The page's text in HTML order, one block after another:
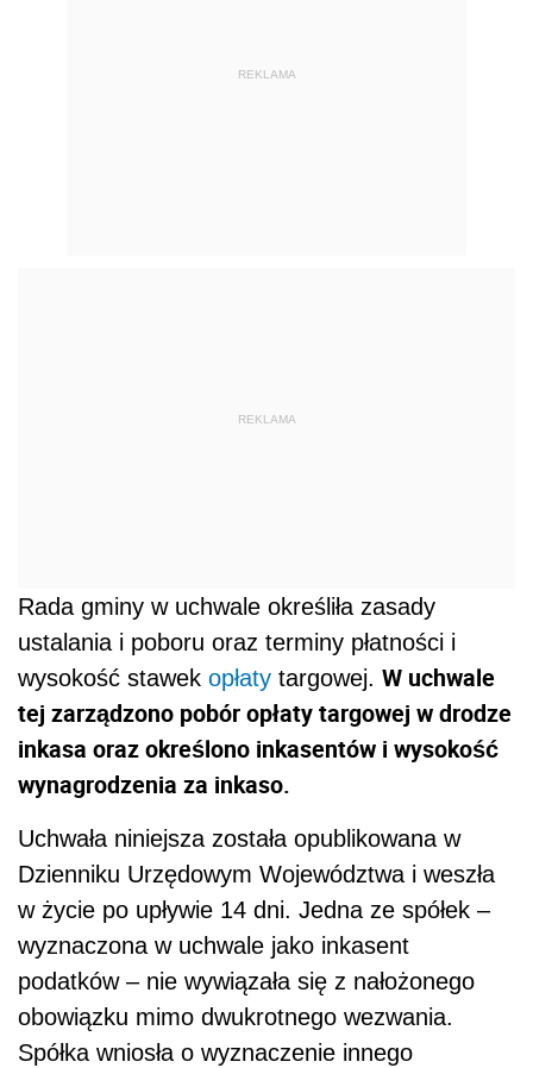
REKLAMA
REKLAMA
Rada gminy w uchwale określiła zasady
ustalania i poboru oraz terminy płatności i
wysokość stawek opłaty targowej. W uchwale
tej zarządzono pobór opłaty targowej w drodze
inkasa oraz określono inkasentów i wysokość
wynagrodzenia za inkaso.
Uchwała niniejsza została opublikowana w
Dzienniku Urzędowym Województwa i weszła
w życie po upływie 14 dni. Jedna ze spółek –
wyznaczona w uchwale jako inkasent
podatków – nie wywiązała się z nałożonego
obowiązku mimo dwukrotnego wezwania.
Spółka wniosła o wyznaczenie innego